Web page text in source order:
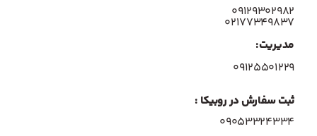
۰۹۱۲۹۳۰۲۹۸۲
۰۲۱۷۷۳۴۹۸۳۷
مدیریت:
۰۹۱۲۵۵۰۱۲۲۹
ثبت سفارش در روبیکا :
09053324334